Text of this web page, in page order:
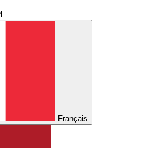
Français